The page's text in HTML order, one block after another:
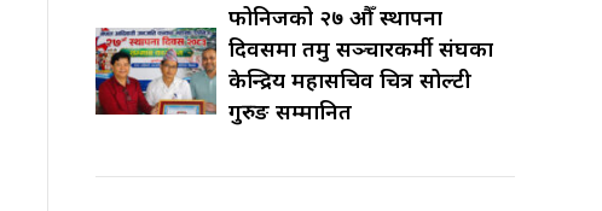
फोनिजको २७ औँ स्थापना
दिवसमा तमु सञ्चारकर्मी संघका
केन्द्रिय महासचिव चित्र सोल्टी
गुरुङ सम्मानित